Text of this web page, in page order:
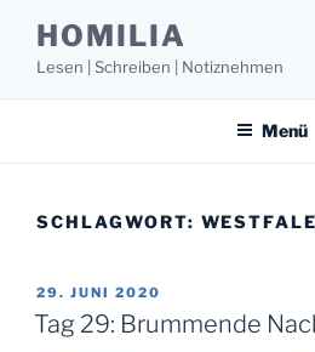
Inhalt
springen
HOMILIA
Lesen | Schreiben | Notiznehmen
Menü
SCHLAGWORT:
VERÖFFENTLICHT
AM
29. JUNI 2020
Tag 29: Brummende